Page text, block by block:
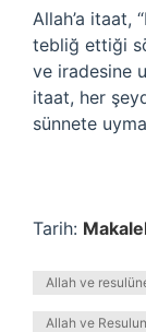
Allah’a itaat,
tebliğ ettiği
ve iradesine
itaat, her
sünnete
Tarih:
Allah ve
Allah ve